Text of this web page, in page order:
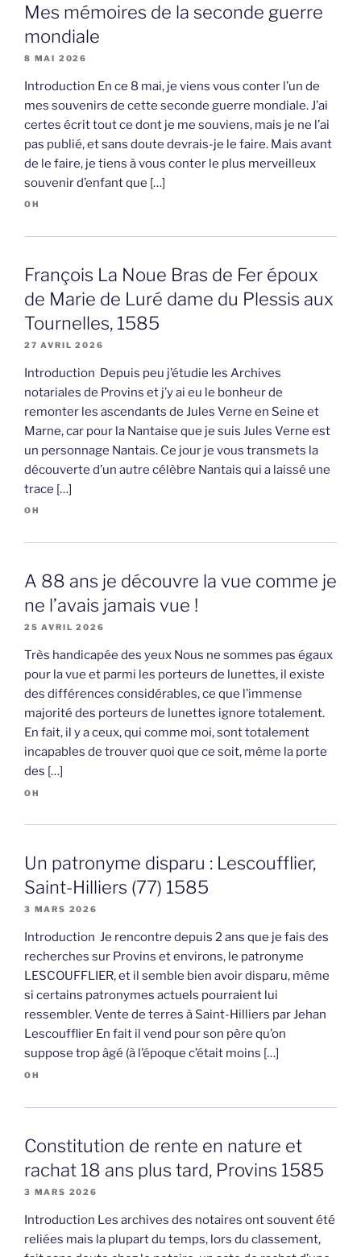
Mes mémoires de la seconde guerre
mondiale
8 MAI 2026
Introduction En ce 8 mai, je viens vous conter l’un de
mes souvenirs de cette seconde guerre mondiale. J’ai
certes écrit tout ce dont je me souviens, mais je ne l’ai
pas publié, et sans doute devrais-je le faire. Mais avant
de le faire, je tiens à vous conter le plus merveilleux
souvenir d’enfant que […]
OH
François La Noue Bras de Fer époux
de Marie de Luré dame du Plessis aux
Tournelles, 1585
27 AVRIL 2026
Introduction Depuis peu j’étudie les Archives
notariales de Provins et j’y ai eu le bonheur de
remonter les ascendants de Jules Verne en Seine et
Marne, car pour la Nantaise que je suis Jules Verne est
un personnage Nantais. Ce jour je vous transmets la
découverte d’un autre célèbre Nantais qui a laissé une
trace […]
OH
A 88 ans je découvre la vue comme je
ne l’avais jamais vue !
25 AVRIL 2026
Très handicapée des yeux Nous ne sommes pas égaux
pour la vue et parmi les porteurs de lunettes, il existe
des différences considérables, ce que l’immense
majorité des porteurs de lunettes ignore totalement.
En fait, il y a ceux, qui comme moi, sont totalement
incapables de trouver quoi que ce soit, même la porte
des […]
OH
Un patronyme disparu : Lescoufflier,
Saint-Hilliers (77) 1585
3 MARS 2026
Introduction Je rencontre depuis 2 ans que je fais des
recherches sur Provins et environs, le patronyme
LESCOUFFLIER, et il semble bien avoir disparu, même
si certains patronymes actuels pourraient lui
ressembler. Vente de terres à Saint-Hilliers par Jehan
Lescoufflier En fait il vend pour son père qu’on
suppose trop âgé (à l’époque c’était moins […]
OH
Constitution de rente en nature et
rachat 18 ans plus tard, Provins 1585
3 MARS 2026
Introduction Les archives des notaires ont souvent été
reliées mais la plupart du temps, lors du classement,